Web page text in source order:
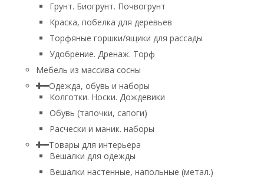
Грунт. Биогрунт. Почвогрунт
Краска, побелка для деревьев
Торфяные горшки/ящики для рассады
Удобрение. Дренаж. Торф
Мебель из массива сосны
Одежда, обувь и наборы
Колготки. Носки. Дождевики
Обувь (тапочки, сапоги)
Расчески и маник. наборы
Товары для интерьера
Вешалки для одежды
Вешалки настенные, напольные (метал.)